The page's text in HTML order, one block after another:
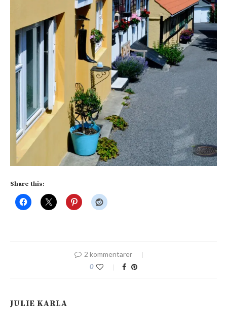
Share this:
2 kommentarer
0
JULIE KARLA